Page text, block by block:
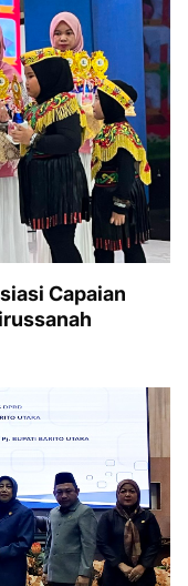
Capaian